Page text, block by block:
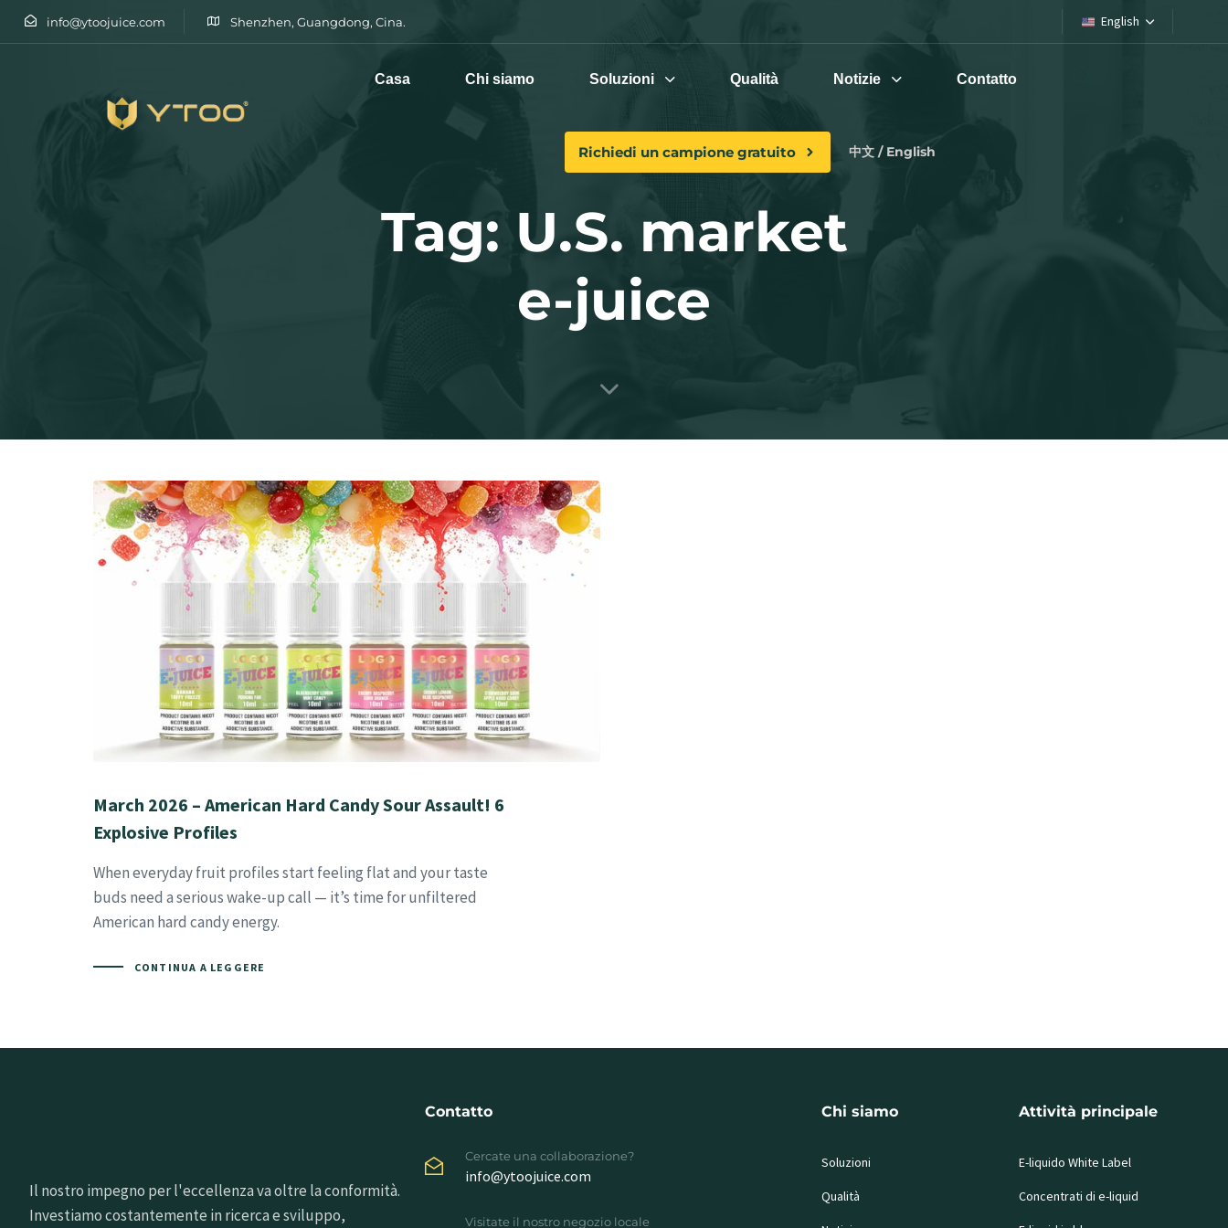
info@ytoojuice.com Shenzhen, Guangdong, Cina. English
Digitare e premere invio
Casa Chi siamo Soluzioni Qualità Notizie Contatto
Richiedi un campione gratuito 中文 / English
Tag: U.S. market
e-juice
March 2026 – American Hard Candy Sour Assault! 6
Explosive Profiles
When everyday fruit profiles start feeling flat and your taste
buds need a serious wake-up call — it’s time for unfiltered
American hard candy energy.
CONTINUA A LEGGERE
Il nostro impegno per l'eccellenza va oltre la conformità.
Investiamo costantemente in ricerca e sviluppo,
Contatto
Cercate una collaborazione?
info@ytoojuice.com
Visitate il nostro negozio locale
Chi siamo
Soluzioni
Qualità
Attività principale
E-liquido White Label
Concentrati di e-liquid